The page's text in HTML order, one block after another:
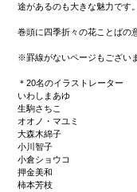
途があるのも大きな魅力です。
巻頭に四季折々の花ことばの
※罫線がないページもござい
＊20名のイラストレーター
いわしまあゆ
生駒さちこ
オオノ・マユミ
大森木綿子
小川智子
小倉ショウコ
押金美和
柿本芳枝